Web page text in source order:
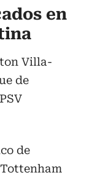
en
Villa-
de
de